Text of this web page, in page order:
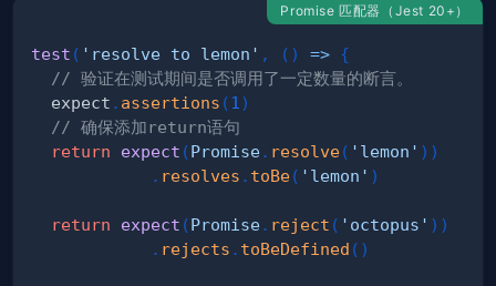
Promise 匹配器（Jest 20+）
test ( 'resolve to lemon' , ( ) => {
// 验证在测试期间是否调用了一定数量的断言。
  expect
. assertions (1 )
// 确保添加return语句
return
expect (Promise. resolve( 'lemon' ) )
. resolves . toBe( 'lemon' )
return expect (Promise. reject ( 'octopus' ) )
. rejects . toBeDefined ( )